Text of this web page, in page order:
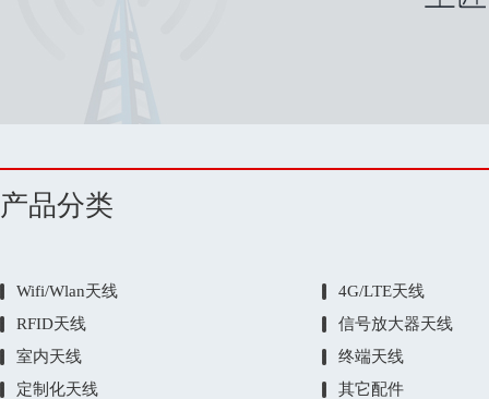
产品分类
Wifi/Wlan天线
4G/LTE天线
RFID天线
信号放大器天线
室内天线
终端天线
定制化天线
其它配件